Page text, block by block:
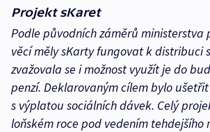
Projekt sKaret
Podle původních záměrů ministerstva
věcí měly sKarty fungovat k distribuci
zvažovala se i možnost využít je do
penzí. Deklarovaným cílem bylo
s výplatou sociálních dávek. Celý
loňském roce pod vedením tehdejšího